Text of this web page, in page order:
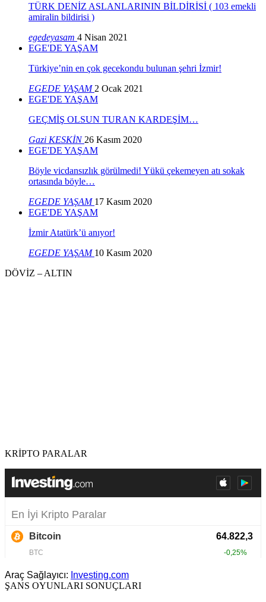
TÜRK DENİZ ASLANLARININ BİLDİRİSİ ( 103 emekli
amiralin bildirisi )
egedeyasam 4 Nisan 2021
EGE'DE YAŞAM
Türkiye’nin en çok gecekondu bulunan şehri İzmir!
EGEDE YAŞAM 2 Ocak 2021
EGE'DE YAŞAM
GEÇMİŞ OLSUN TURAN KARDEŞİM…
Gazi KESKİN 26 Kasım 2020
EGE'DE YAŞAM
Böyle vicdansızlık görülmedi! Yükü çekemeyen atı sokak
ortasında böyle…
EGEDE YAŞAM 17 Kasım 2020
EGE'DE YAŞAM
İzmir Atatürk’ü anıyor!
EGEDE YAŞAM 10 Kasım 2020
DÖVİZ – ALTIN
KRİPTO PARALAR
Araç Sağlayıcı: Investing.com
ŞANS OYUNLARI SONUÇLARI